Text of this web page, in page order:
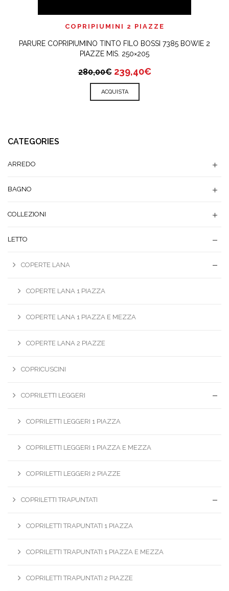
COPRIPIUMINI 2 PIAZZE
PARURE COPRIPIUMINO TINTO FILO BOSSI 7385 BOWIE 2
PIAZZE MIS. 250×205
280,00€ 239,40€
ACQUISTA
CATEGORIES
ARREDO
BAGNO
COLLEZIONI
LETTO
COPERTE LANA
COPERTE LANA 1 PIAZZA
COPERTE LANA 1 PIAZZA E MEZZA
COPERTE LANA 2 PIAZZE
COPRICUSCINI
COPRILETTI LEGGERI
COPRILETTI LEGGERI 1 PIAZZA
COPRILETTI LEGGERI 1 PIAZZA E MEZZA
COPRILETTI LEGGERI 2 PIAZZE
COPRILETTI TRAPUNTATI
COPRILETTI TRAPUNTATI 1 PIAZZA
COPRILETTI TRAPUNTATI 1 PIAZZA E MEZZA
COPRILETTI TRAPUNTATI 2 PIAZZE